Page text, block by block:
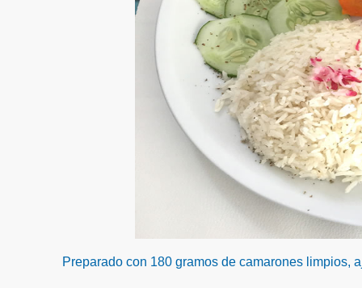
Preparado con 180 gramos de camarones limpios,